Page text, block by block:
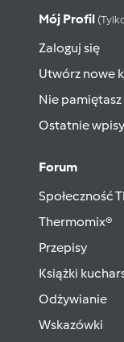
Mój Profil
Zaloguj się
Utwórz nowe
Nie pamiętasz
Ostatnie wpisy
Forum
Społeczność
Thermomix®
Przepisy
Książki
Odżywianie
Wskazówki